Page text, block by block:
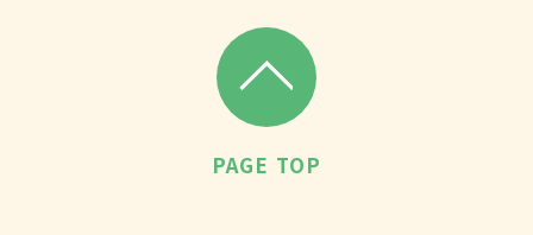
PAGE TOP